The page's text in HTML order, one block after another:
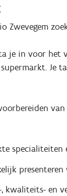
Zwevegem
je in voor het
Je
specialiteiten
presenteren
kwaliteits- en